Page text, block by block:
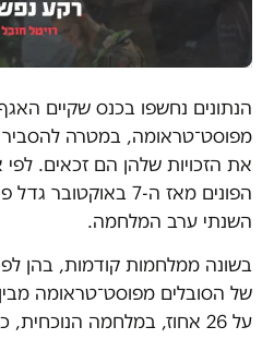
הנתונים נחשפו בכנס שקיים
מפוסט־טראומה, במטרה
את הזכויות שלהן הם זכאים.
הפונים מאז ה-7
השנתי ערב המלחמה.
בשונה ממלחמות קודמות, בהן
של הסובלים מפוסט־טראומה